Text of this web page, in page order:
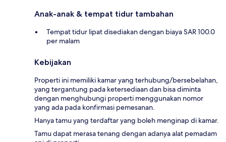
Anak-anak & tempat tidur tambahan
Tempat tidur lipat disediakan dengan biaya SAR 100.0
per malam
Kebijakan
Properti ini memiliki kamar yang terhubung/bersebelahan,
yang tergantung pada ketersediaan dan bisa diminta
dengan menghubungi properti menggunakan nomor
yang ada pada konfirmasi pemesanan.
Hanya tamu yang terdaftar yang boleh menginap di kamar.
Tamu dapat merasa tenang dengan adanya alat pemadam